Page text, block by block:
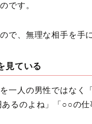
です。
で、無理な相手を手
見ている
を一人の男性ではな
るのよね」「○○の仕